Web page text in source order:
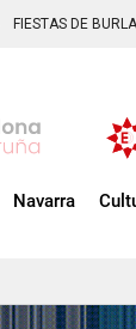
FIESTAS DE
Navarra